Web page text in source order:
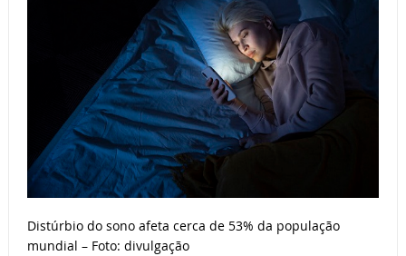
Distúrbio do sono afeta cerca de 53% da população
mundial – Foto: divulgação